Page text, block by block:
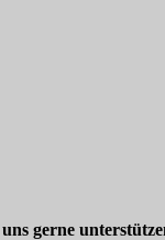
gerne